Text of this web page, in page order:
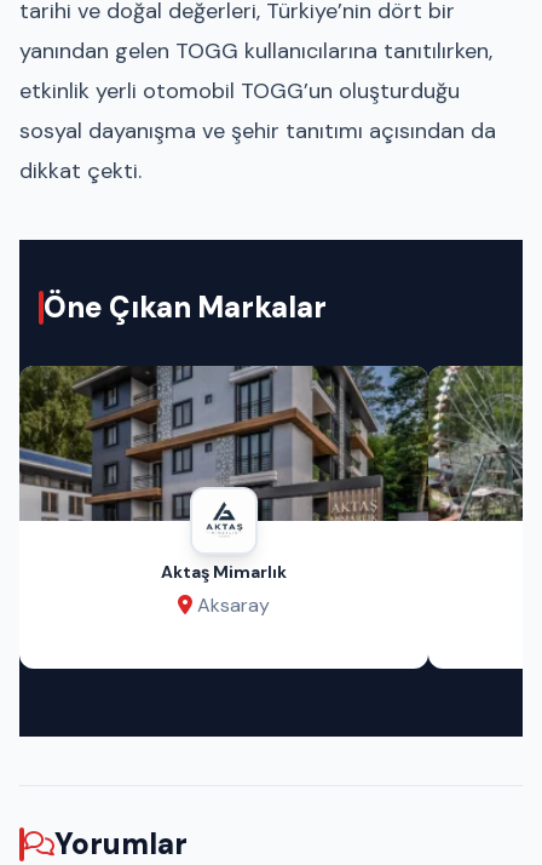
tarihi ve doğal değerleri, Türkiye’nin dört bir
yanından gelen TOGG kullanıcılarına tanıtılırken,
etkinlik yerli otomobil TOGG’un oluşturduğu
sosyal dayanışma ve şehir tanıtımı açısından da
dikkat çekti.
Öne Çıkan Markalar
Aktaş Mimarlık
Aksaray
Yorumlar